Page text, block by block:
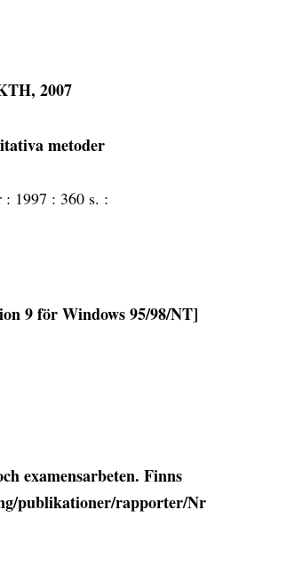
2007
metoder
: 1997 : 360 s. :
9 för Windows 95/98/NT]
examensarbeten. Finns
publikationer/rapporter/Nr